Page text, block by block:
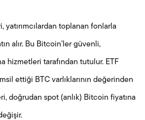
yatırımcılardan toplanan fonlarla
alır. Bu Bitcoin’ler güvenli,
hizmetleri tarafından tutulur. ETF
ettiği BTC varlıklarının değerinden
doğrudan spot (anlık) Bitcoin fiyatına